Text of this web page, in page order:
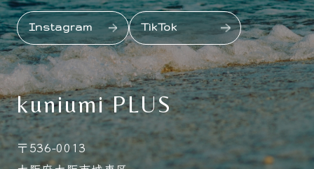
Instagram TikTok
kuniumi PLUS
〒536-0013